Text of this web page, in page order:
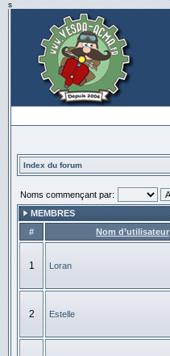
s
Index du forum
Noms commençant par:
MEMBRES
#
Nom d’utilisateur
1 Loran
2 Estelle